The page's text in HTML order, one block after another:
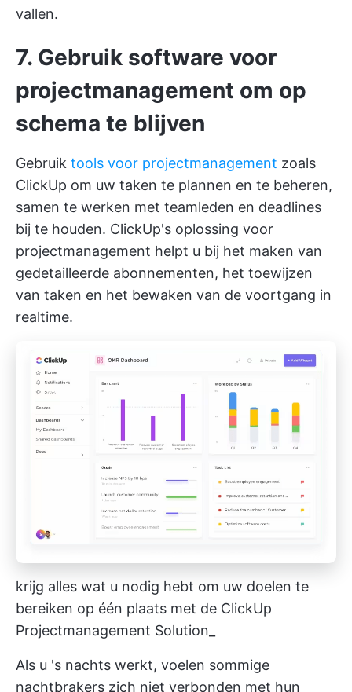
vallen.
7. Gebruik software voor
projectmanagement om op
schema te blijven
Gebruik tools voor projectmanagement zoals
ClickUp om uw taken te plannen en te beheren,
samen te werken met teamleden en deadlines
bij te houden. ClickUp's oplossing voor
projectmanagement helpt u bij het maken van
gedetailleerde abonnementen, het toewijzen
van taken en het bewaken van de voortgang in
realtime.
krijg alles wat u nodig hebt om uw doelen te
bereiken op één plaats met de ClickUp
Projectmanagement Solution_
Als u 's nachts werkt, voelen sommige
nachtbrakers zich niet verbonden met hun